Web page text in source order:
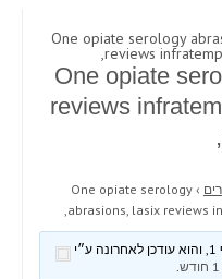
> One opiate serology
reviews
One opiate
reviews
›
One opiate serology
abrasions, lasix reviews
.